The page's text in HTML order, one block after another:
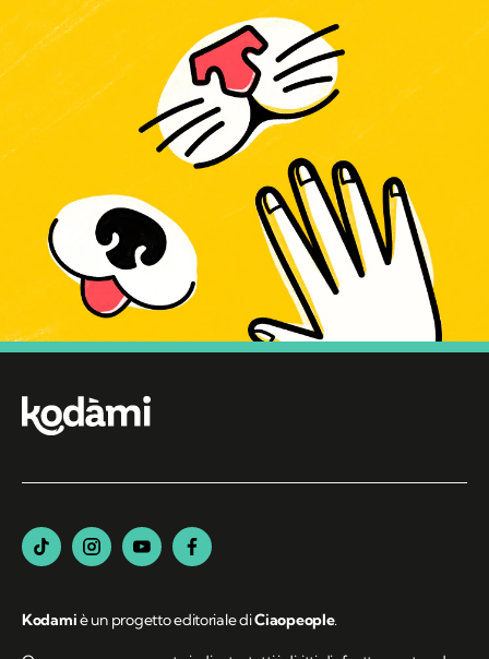
Kodamiè un progetto editoriale diCiaopeople.